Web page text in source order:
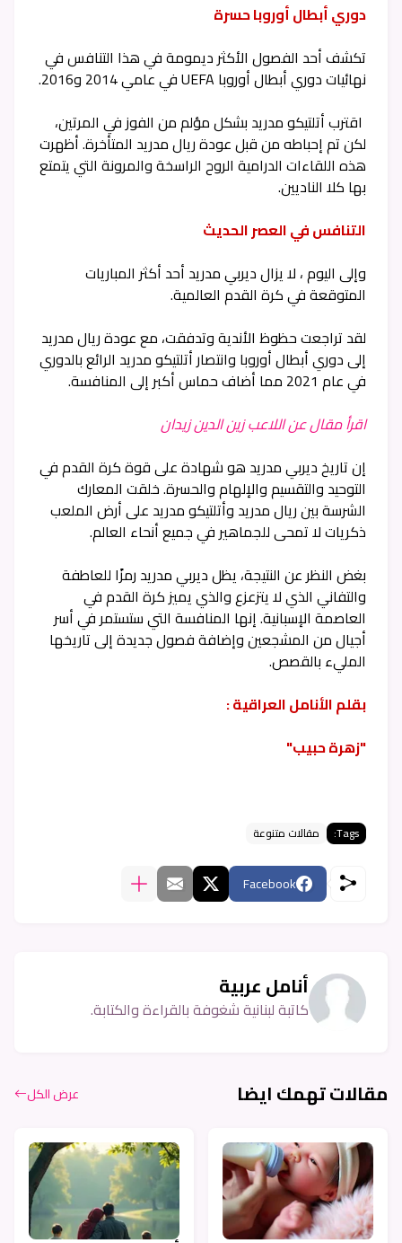
دوري أبطال أوروبا حسرة
تكشف أحد الفصول الأكثر ديمومة في هذا التنافس في
نهائيات دوري أبطال أوروبا UEFA في عامي 2014 و2016.
اقترب أتلتيكو مدريد بشكل مؤلم من الفوز في المرتين،
لكن تم إحباطه من قبل عودة ريال مدريد المتأخرة. أظهرت
هذه اللقاءات الدرامية الروح الراسخة والمرونة التي يتمتع
بها كلا الناديين.
التنافس في العصر الحديث
وإلى اليوم ، لا يزال ديربي مدريد أحد أكثر المباريات
المتوقعة في كرة القدم العالمية.
لقد تراجعت حظوظ الأندية وتدفقت، مع عودة ريال مدريد
إلى دوري أبطال أوروبا وانتصار أتلتيكو مدريد الرائع بالدوري
في عام 2021 مما أضاف حماس أكبر إلى المنافسة.
اقرأ مقال عن اللاعب زين الدين زيدان
إن تاريخ ديربي مدريد هو شهادة على قوة كرة القدم في
التوحيد والتقسيم والإلهام والحسرة. خلقت المعارك
الشرسة بين ريال مدريد وأتلتيكو مدريد على أرض الملعب
ذكريات لا تمحى للجماهير في جميع أنحاء العالم.
بغض النظر عن النتيجة، يظل ديربي مدريد رمزًا للعاطفة
والتفاني الذي لا يتزعزع والذي يميز كرة القدم في
العاصمة الإسبانية. إنها المنافسة التي ستستمر في أسر
أجيال من المشجعين وإضافة فصول جديدة إلى تاريخها
المليء بالقصص.
بقلم الأنامل العراقية :
"زهرة حبيب"
Tags: مقالات متنوعة
Facebook
أنامل عربية
كاتبة لبنانية شغوفة بالقراءة والكتابة.
مقالات تهمك ايضا عرض الكل